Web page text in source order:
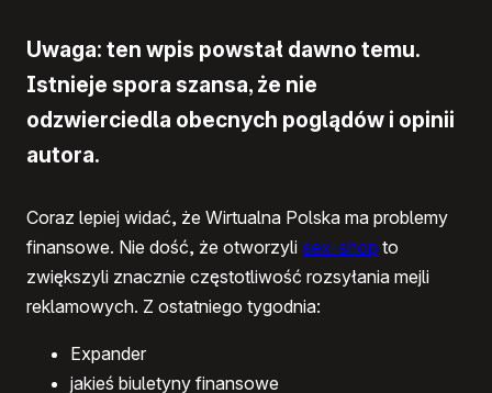
Uwaga: ten wpis powstał dawno temu.
Istnieje spora szansa, że nie
odzwierciedla obecnych poglądów i opinii
autora.
Coraz lepiej widać, że Wirtualna Polska ma problemy
finansowe. Nie dość, że otworzyli sex-shop to
zwiększyli znacznie częstotliwość rozsyłania mejli
reklamowych. Z ostatniego tygodnia:
Expander
jakieś biuletyny finansowe